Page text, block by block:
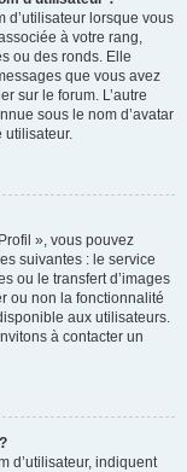
d’utilisateur lorsque vous
à votre rang,
ou des ronds. Elle
que vous avez
sur le forum. L’autre
sous le nom d’avatar
utilisateur.
», vous pouvez
suivantes : le service
ou le transfert d’images
ou non la fonctionnalité
aux utilisateurs.
à contacter un
d’utilisateur, indiquent